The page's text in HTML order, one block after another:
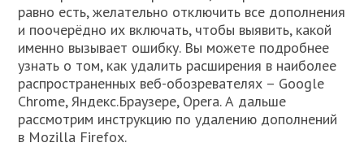
равно есть, желательно отключить все дополнения
и поочерёдно их включать, чтобы выявить, какой
именно вызывает ошибку. Вы можете подробнее
узнать о том, как удалить расширения в наиболее
распространенных веб-обозревателях – Google
Chrome, Яндекс.Браузере, Opera. А дальше
рассмотрим инструкцию по удалению дополнений
в Mozilla Firefox.